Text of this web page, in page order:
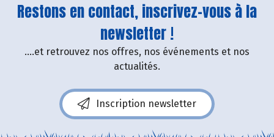
Restons en contact, inscrivez-vous à la
newsletter !
....et retrouvez nos offres, nos événements et nos
actualités.
Inscription newsletter